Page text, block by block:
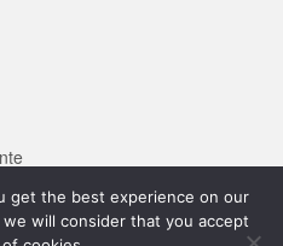
get the best experience on our
will consider that you accept